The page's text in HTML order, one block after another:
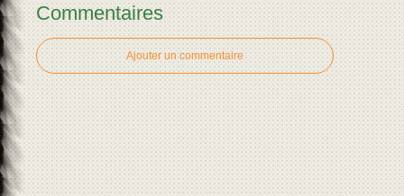
Commentaires
Ajouter un commentaire